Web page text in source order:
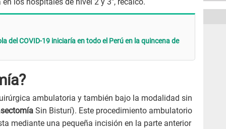
los hospitales de nivel 2 y 3″, recalcó.
del COVID-19 iniciaría en todo el Perú en la quincena de
ambulatoria y también bajo la modalidad sin
Sin Bisturí). Este procedimiento ambulatorio
mediante una pequeña incisión en la parte anterior